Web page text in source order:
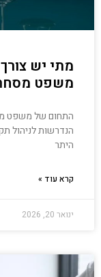
מתי יש
משפט
התחום של משפט
הנדרשות לניהול
היתר
קרא עוד »
ינואר 20, 2026